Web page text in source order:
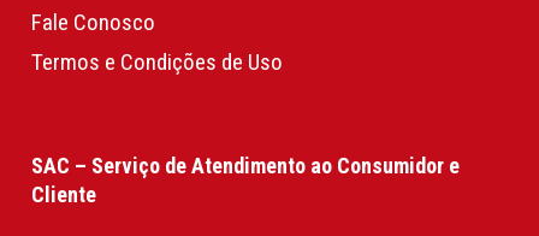
Fale Conosco
Termos e Condições de Uso
SAC – Serviço de Atendimento ao Consumidor e
Cliente